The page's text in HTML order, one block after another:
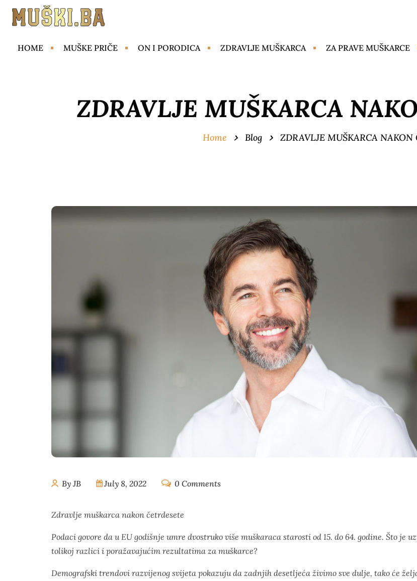
HOME MUŠKE PRIČE ON I PORODICA ZDRAVLJE MUŠKARCA ZA PRAVE MUŠKARCE
ZDRAVLJE MUŠKARCA
Home Blog ZDRAVLJE MUŠKARCA NAKON
By JB July 8, 2022 0 Comments
Zdravlje muškarca nakon četrdesete
Podaci govore da u EU godišnje umre dvostruko više muškaraca starosti od 15. do 64. godine. Što je
tolikoj razlici i poražavajućim rezultatima za muškarce?
Demografski trendovi razvijenog svijeta pokazuju da zadnjih desetljeća živimo sve dulje, tako će